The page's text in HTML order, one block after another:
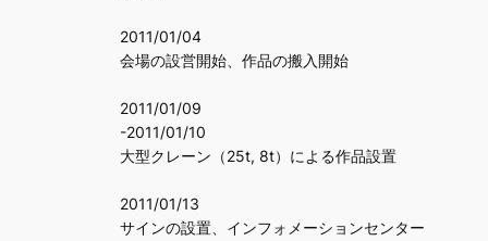
2011/01/04
会場の設営開始、作品の搬入開始
2011/01/09
-2011/01/10
大型クレーン（25t, 8t）による作品設置
2011/01/13
サインの設置、インフォメーションセンター